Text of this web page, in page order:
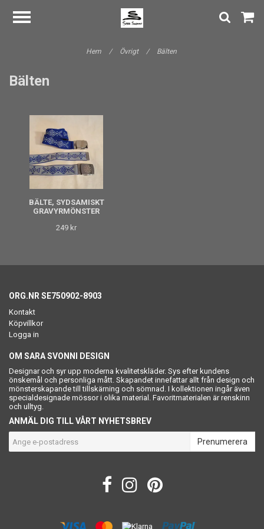
Hem / Övrigt / Bälten
Bälten
BÄLTE, SYDSAMISKT
GRAVYRMÖNSTER
249 kr
ORG.NR SE750902-8903
Kontakt
Köpvillkor
Logga in
OM SARA SVONNI DESIGN
Designar och syr upp moderna kvalitetskläder. Sys efter kundens
önskemål och personliga mått. Skapandet innefattar allt från design och
mönsterskapande till tillskärning och sömnad. I kollektionen ingår även
specialdesignade mössor i olika material. Favoritmaterialen är renskinn
och ulltyg.
ANMÄL DIG TILL VÅRT NYHETSBREV
Prenumerera